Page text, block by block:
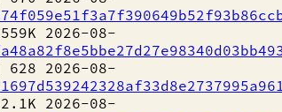
08-
08-
08-